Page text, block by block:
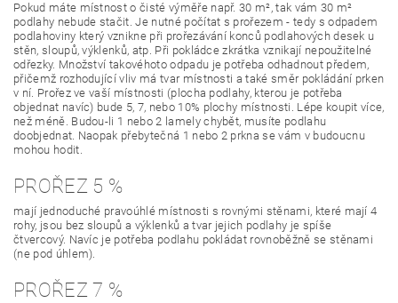
Pokud máte místnost o čisté výměře např. 30 m², tak vám 30 m²
podlahy nebude stačit. Je nutné počítat s prořezem - tedy s odpadem
podlahoviny který vznikne při prořezávání konců podlahových desek u
stěn, sloupů, výklenků, atp. Při pokládce zkrátka vznikají nepoužitelné
odřezky. Množství takovéhoto odpadu je potřeba odhadnout předem,
přičemž rozhodující vliv má tvar místnosti a také směr pokládání prken
v ní. Prořez ve vaší místnosti (plocha podlahy, kterou je potřeba
objednat navíc) bude 5, 7, nebo 10% plochy místnosti. Lépe koupit více,
než méně. Budou-li 1 nebo 2 lamely chybět, musíte podlahu
doobjednat. Naopak přebytečná 1 nebo 2 prkna se vám v budoucnu
mohou hodit.
PROŘEZ 5 %
mají jednoduché pravoúhlé místnosti s rovnými stěnami, které mají 4
rohy, jsou bez sloupů a výklenků a tvar jejich podlahy je spíše
čtvercový. Navíc je potřeba podlahu pokládat rovnoběžně se stěnami
(ne pod úhlem).
PROŘEZ 7 %